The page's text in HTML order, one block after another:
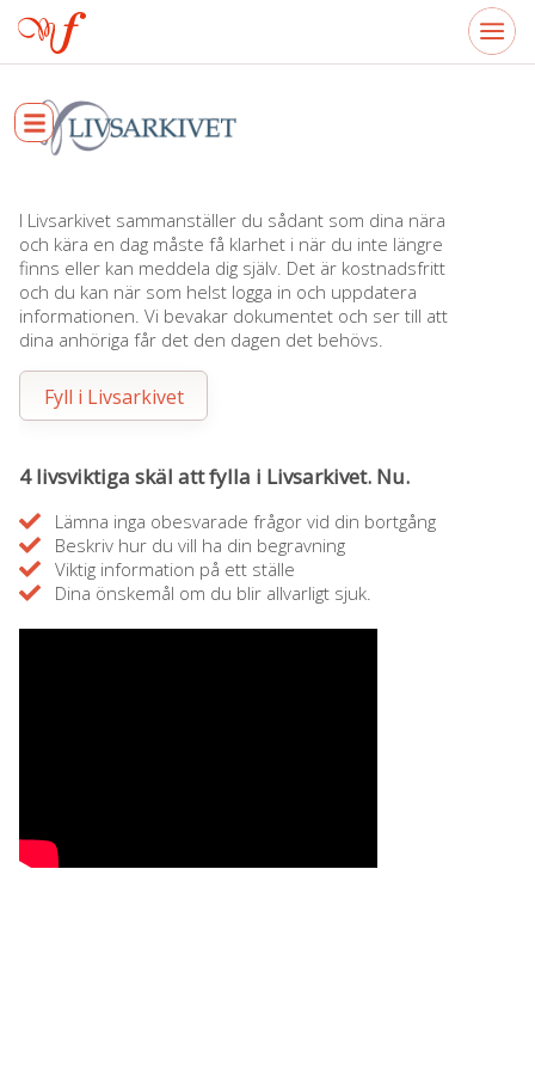
I Livsarkivet sammanställer du sådant som dina nära
och kära en dag måste få klarhet i när du inte längre
finns eller kan meddela dig själv. Det är kostnadsfritt
och du kan när som helst logga in och uppdatera
informationen. Vi bevakar dokumentet och ser till att
dina anhöriga får det den dagen det behövs.
Fyll i Livsarkivet
4 livsviktiga skäl att fylla i Livsarkivet. Nu.
Lämna inga obesvarade frågor vid din bortgång
Beskriv hur du vill ha din begravning
Viktig information på ett ställe
Dina önskemål om du blir allvarligt sjuk.